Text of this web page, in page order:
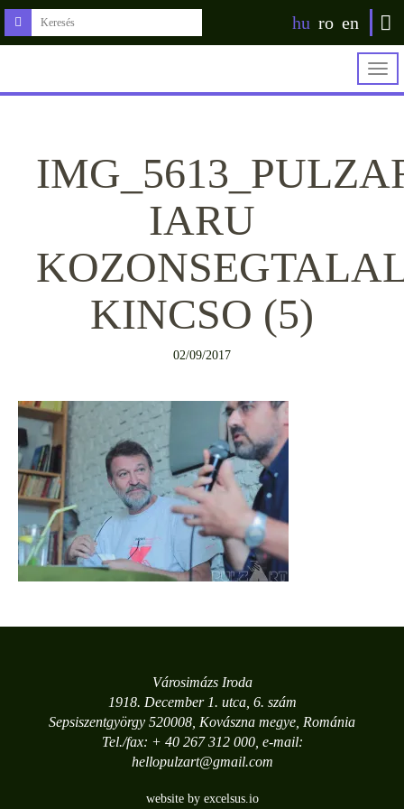
hu ro en
IARU
KINCSO (5)
02/09/2017
Városimázs Iroda
1918. December 1. utca, 6. szám
Sepsiszentgyörgy 520008, Kovászna megye, Románia
Tel./fax: + 40 267 312 000, e-mail:
hellopulzart@gmail.com
website by excelsus.io